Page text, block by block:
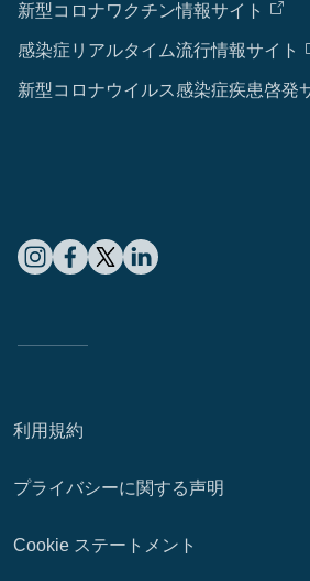
新型コロナワクチン情報サイト
感染症リアルタイム流行情報サイト
新型コロナウイルス感染症疾患啓発
利用規約
プライバシーに関する声明
Cookie ステートメント